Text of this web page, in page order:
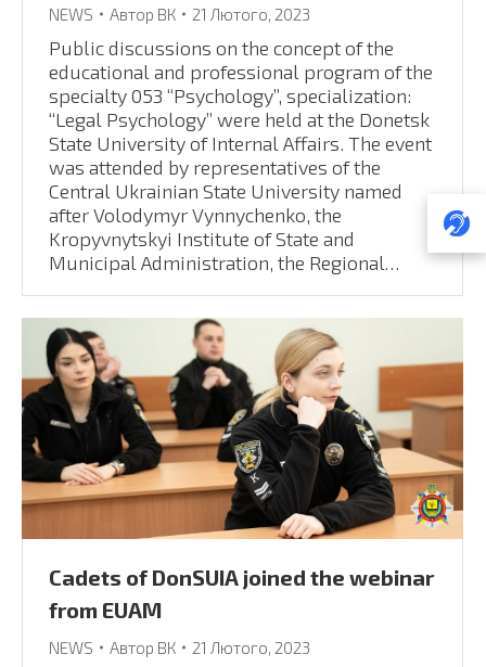
NEWS Автор ВК 21 Лютого, 2023
Public discussions on the concept of the
educational and professional program of the
specialty 053 “Psychology”, specialization:
“Legal Psychology” were held at the Donetsk
State University of Internal Affairs. The event
was attended by representatives of the
Central Ukrainian State University named
after Volodymyr Vynnychenko, the
Kropyvnytskyi Institute of State and
Municipal Administration, the Regional…
Cadets of DonSUIA joined the webinar
from EUAM
NEWS Автор ВК 21 Лютого, 2023